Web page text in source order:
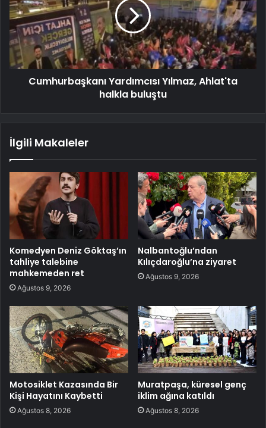
Cumhurbaşkanı Yardımcısı Yılmaz, Ahlat'ta
halkla buluştu
İlgili Makaleler
Komedyen Deniz Göktaş’ın
tahliye talebine
mahkemeden ret
Ağustos 9, 2026
Nalbantoğlu’ndan
Kılıçdaroğlu’na ziyaret
Ağustos 9, 2026
Motosiklet Kazasında Bir
Kişi Hayatını Kaybetti
Ağustos 8, 2026
Muratpaşa, küresel genç
iklim ağına katıldı
Ağustos 8, 2026